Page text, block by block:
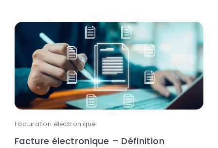
Facturation électronique
Facture électronique – Définition